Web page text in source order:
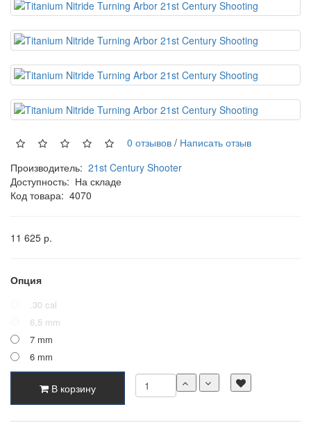
0 отзывов / Написать отзыв
Производитель: 21st Century Shooter
Доступность: На складе
Код товара: 4070
11 625 р.
Опция
.30 cal
6,5 mm
7 mm
6 mm
В корзину